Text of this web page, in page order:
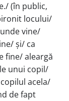
(în public,
locului/
vine/
și/ ca
fine/ aleargă
unui copil/
acela/
de fapt